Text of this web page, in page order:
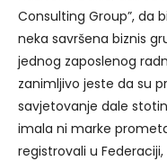
Consulting Group”, da
neka savršena biznis
jednog zaposlenog
zanimljivo jeste da su
savjetovanje dale
imala ni marke
registrovali u